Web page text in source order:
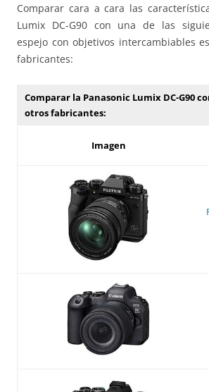
Comparar cara a cara las
Lumix DC-G90 con una de las
espejo con objetivos intercambiables
fabricantes:
Comparar la Panasonic Lumix DC-G90
otros fabricantes:
Imagen